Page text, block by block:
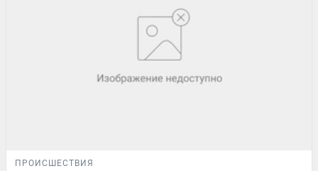
ПРОИСШЕСТВИЯ